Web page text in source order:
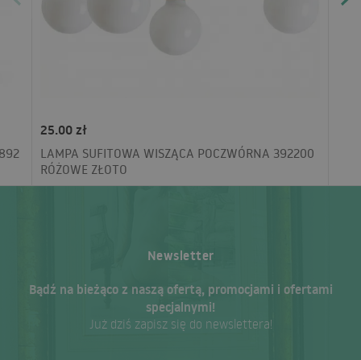
25.00 zł
LAMPA SUFITOWA WISZĄCA POCZWÓRNA 392200
RÓŻOWE ZŁOTO
Newsletter
Bądź na bieżąco z naszą ofertą, promocjami i ofertami
specjalnymi!
Już dziś zapisz się do newslettera!